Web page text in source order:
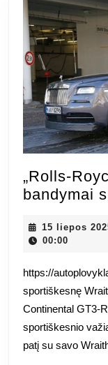
„Rolls-
bandymai
15 liepos
00:00
https://
sportiškesnę
Continental GT3-
sportiškesnio
patį su savo